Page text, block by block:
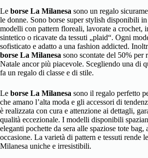
Le borse La Milanesa sono un regalo
le donne. Sono borse super stylish disponibili
modelli con pattern floreali, lavorate a crochet,
sintetico o ricavate da tessuti „plaid“. Ogni
sofisticato e adatto a una fashion addicted.
borse La Milanesa sono scontate del 50% per
Natale ancor più piacevole. Scegliendo una di
fa un regalo di classe e di stile.
Le borse La Milanesa sono il regalo perfetto
che amano l’alta moda e gli accessori di
è realizzata con cura e attenzione ai dettagli,
qualità eccezionale. I modelli disponibili
eleganti pochette da sera alle spaziose tote bag,
occasione. La varietà di pattern e tessuti rende
Milanesa uniche e irresistibili.